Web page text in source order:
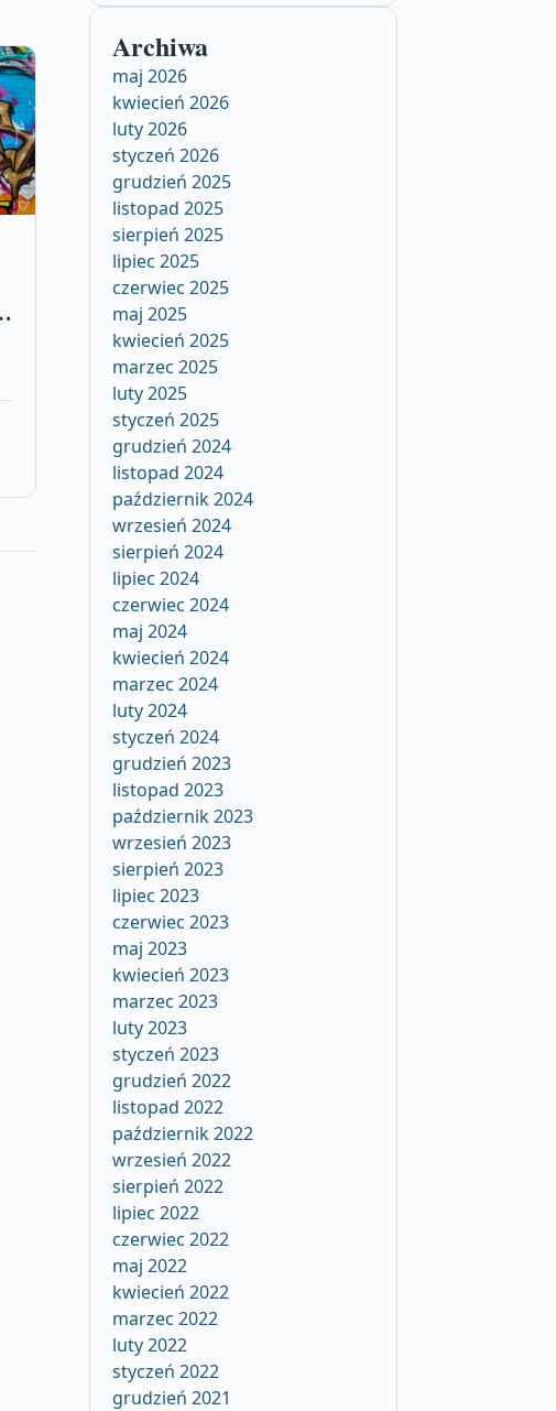
Archiwa
maj 2026
kwiecień 2026
luty 2026
styczeń 2026
grudzień 2025
listopad 2025
sierpień 2025
lipiec 2025
czerwiec 2025
maj 2025
kwiecień 2025
marzec 2025
luty 2025
styczeń 2025
grudzień 2024
listopad 2024
październik 2024
wrzesień 2024
sierpień 2024
lipiec 2024
czerwiec 2024
maj 2024
kwiecień 2024
marzec 2024
luty 2024
styczeń 2024
grudzień 2023
listopad 2023
październik 2023
wrzesień 2023
sierpień 2023
lipiec 2023
czerwiec 2023
maj 2023
kwiecień 2023
marzec 2023
luty 2023
styczeń 2023
grudzień 2022
listopad 2022
październik 2022
wrzesień 2022
sierpień 2022
lipiec 2022
czerwiec 2022
maj 2022
kwiecień 2022
marzec 2022
luty 2022
styczeń 2022
grudzień 2021